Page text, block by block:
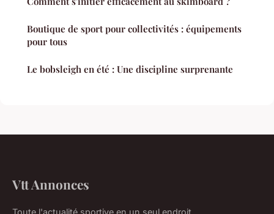
Boutique de sport pour collectivités : équipements
pour tous
Le bobsleigh en été : Une discipline surprenante
Vtt Annonces
Toute l'actualité sportive en un seul endroit